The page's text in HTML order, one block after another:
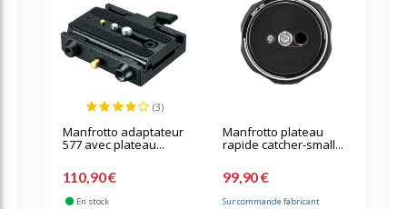
(3)
Manfrotto adaptateur
577 avec plateau...
110,90 €
En stock
Manfrotto plateau
rapide catcher-small...
99,90 €
Sur commande fabricant